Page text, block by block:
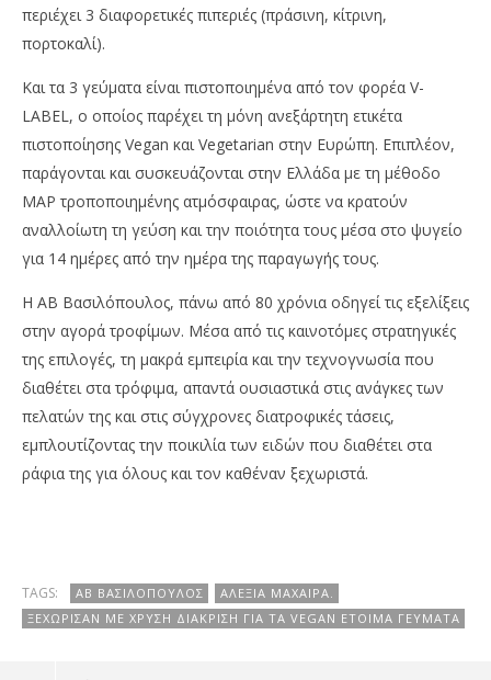
περιέχει 3 διαφορετικές πιπεριές (πράσινη, κίτρινη,
πορτοκαλί).
Και τα 3 γεύματα είναι πιστοποιημένα από τον φορέα V-
LABEL, ο οποίος παρέχει τη μόνη ανεξάρτητη ετικέτα
πιστοποίησης Vegan και Vegetarian στην Ευρώπη. Επιπλέον,
παράγονται και συσκευάζονται στην Ελλάδα με τη μέθοδο
MAP τροποποιημένης ατμόσφαιρας, ώστε να κρατούν
αναλλοίωτη τη γεύση και την ποιότητα τους μέσα στο ψυγείο
για 14 ημέρες από την ημέρα της παραγωγής τους.
Η ΑΒ Βασιλόπουλος, πάνω από 80 χρόνια οδηγεί τις εξελίξεις
στην αγορά τροφίμων. Μέσα από τις καινοτόμες στρατηγικές
της επιλογές, τη μακρά εμπειρία και την τεχνογνωσία που
διαθέτει στα τρόφιμα, απαντά ουσιαστικά στις ανάγκες των
πελατών της και στις σύγχρονες διατροφικές τάσεις,
εμπλουτίζοντας την ποικιλία των ειδών που διαθέτει στα
ράφια της για όλους και τον καθέναν ξεχωριστά.
TAGS: ΑΒ ΒΑΣΙΛΌΠΟΥΛΟΣ
ΑΛΕΞΊΑ ΜΑΧΑΊΡΑ.
ΞΕΧΏΡΙΣΑΝ ΜΕ ΧΡΥΣΉ ΔΙΆΚΡΙΣΗ ΓΙΑ ΤΑ VEGAN ΈΤΟΙΜΑ ΓΕΎΜΑΤΑ